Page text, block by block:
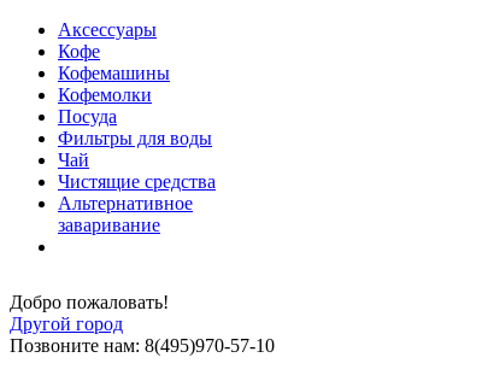
Аксессуары
Кофе
Кофемашины
Кофемолки
Посуда
Фильтры для воды
Чай
Чистящие средства
Альтернативное
заваривание
Добро пожаловать!
Другой город
Позвоните нам: 8(495)970-57-10